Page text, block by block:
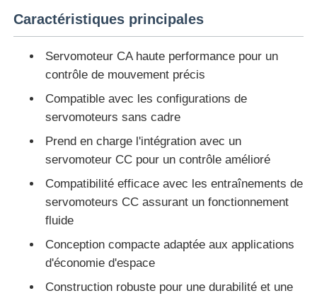
Aperçu
A propos de nous
Caractéristiques principales
Servomoteur CA haute performance pour un
contrôle de mouvement précis
Compatible avec les configurations de
servomoteurs sans cadre
Prend en charge l'intégration avec un
servomoteur CC pour un contrôle amélioré
Compatibilité efficace avec les entraînements de
servomoteurs CC assurant un fonctionnement
fluide
Conception compacte adaptée aux applications
d'économie d'espace
Construction robuste pour une durabilité et une